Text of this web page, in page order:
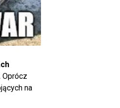
Oprócz
na